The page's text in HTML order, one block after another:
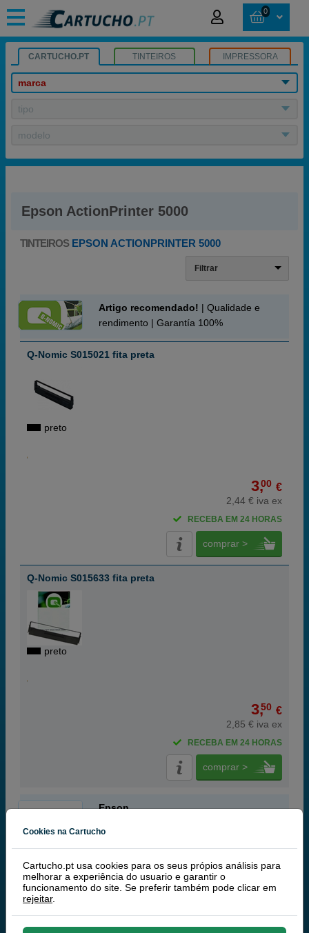
0
CARTUCHO.PT TINTEIROS IMPRESSORA
marca
tipo
modelo
Epson ActionPrinter 5000
TINTEIROS EPSON ACTIONPRINTER 5000
Filtrar
Artigo recomendado! | Qualidade e
rendimento | Garantía 100%
Q-Nomic S015021 fita preta
preto
3,00 €
2,44 € iva ex
RECEBA EM 24 HORAS
comprar >
Q-Nomic S015633 fita preta
preto
3,50 €
2,85 € iva ex
RECEBA EM 24 HORAS
comprar >
Epson
preto
Cookies na Cartucho
Cartucho.pt usa cookies para os seus própios análisis para
melhorar a experiência do usuario e garantir o
funcionamento do site. Se preferir também pode clicar em
rejeitar.